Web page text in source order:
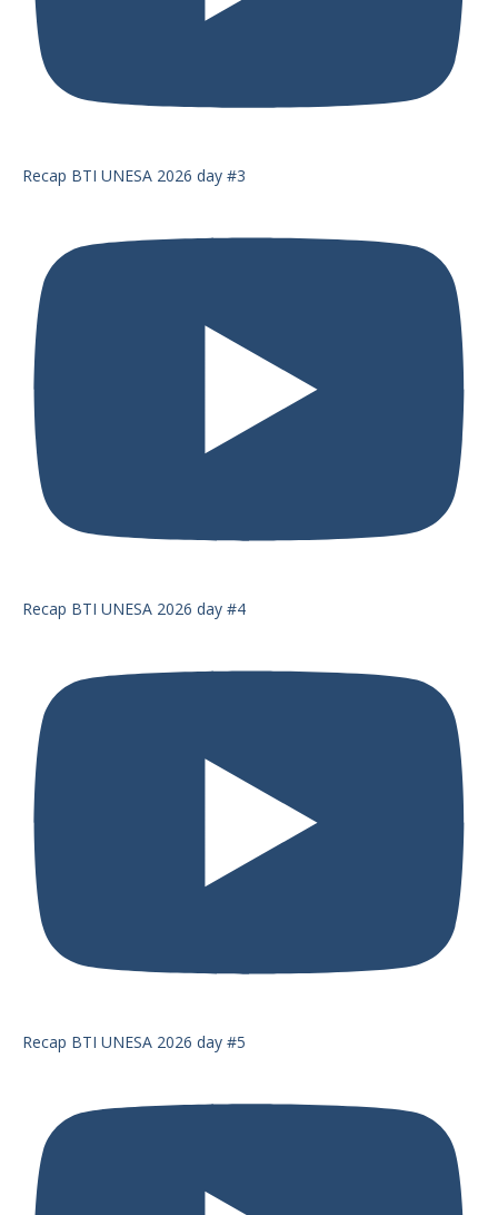
Recap BTI UNESA 2026 day #3
Recap BTI UNESA 2026 day #4
Recap BTI UNESA 2026 day #5